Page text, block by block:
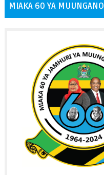
MIAKA 60 YA MUUNGANO